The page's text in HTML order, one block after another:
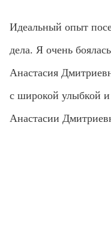
Идеальный опыт
дела. Я очень
Анастасия
с широкой улыбкой и
Анастасии